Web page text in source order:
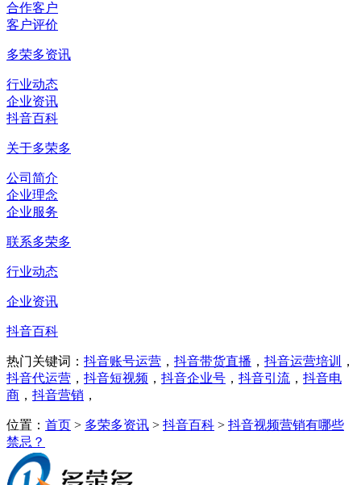
合作客户
客户评价
多荣多资讯
行业动态
企业资讯
抖音百科
关于多荣多
公司简介
企业理念
企业服务
联系多荣多
行业动态
企业资讯
抖音百科
热门关键词： 抖音账号运营 ， 抖音带货直播 ， 抖音运营培训
，
抖音代运营 ， 抖音短视频 ， 抖音企业号 ， 抖音引流 ， 抖音电
商 ， 抖音营销 ，
位置： 首页 > 多荣多资讯 > 抖音百科 > 抖音视频营销有哪些
禁忌？